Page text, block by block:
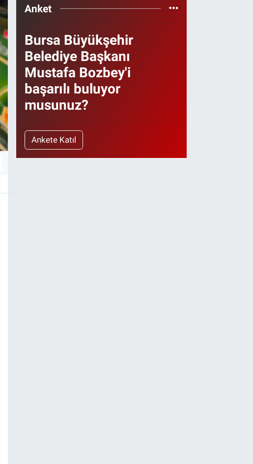
Anket
Bursa Büyükşehir
Belediye Başkanı
Mustafa Bozbey'i
başarılı buluyor
musunuz?
Ankete Katıl